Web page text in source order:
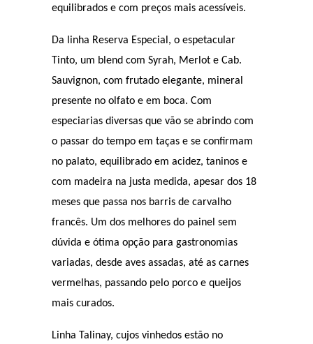
equilibrados e com preços mais acessíveis.
Da linha Reserva Especial, o espetacular
Tinto, um blend com Syrah, Merlot e Cab.
Sauvignon, com frutado elegante, mineral
presente no olfato e em boca. Com
especiarias diversas que vão se abrindo com
o passar do tempo em taças e se confirmam
no palato, equilibrado em acidez, taninos e
com madeira na justa medida, apesar dos 18
meses que passa nos barris de carvalho
francês. Um dos melhores do painel sem
dúvida e ótima opção para gastronomias
variadas, desde aves assadas, até as carnes
vermelhas, passando pelo porco e queijos
mais curados.
Linha Talinay, cujos vinhedos estão no